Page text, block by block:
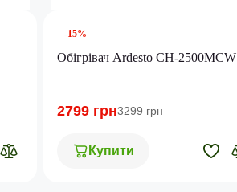
-15%
Обігрівач Ardesto CH-2500MCW
2799 грн3299 грн
Купити